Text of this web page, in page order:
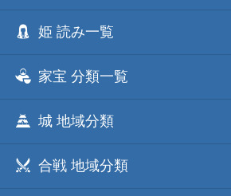
姫 読み一覧
家宝 分類一覧
城 地域分類
合戦 地域分類